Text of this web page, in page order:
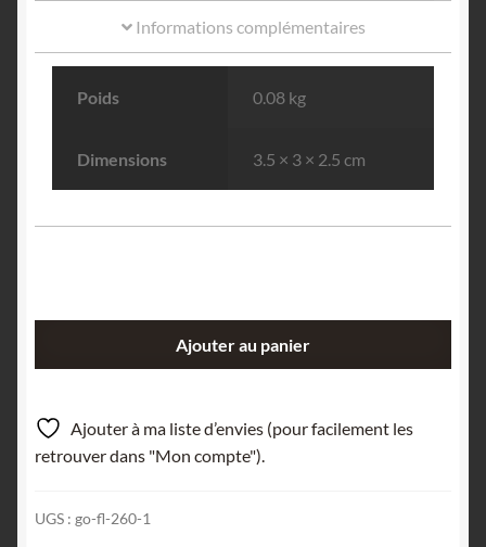
Informations complémentaires
Poids 0.08 kg
Dimensions 3.5 × 3 × 2.5 cm
Horní
Slavkov
(Schlaggenwald),
Tchèque.
Ajouter au panier
Ajouter à ma liste d’envies (pour facilement les
retrouver dans "Mon compte").
UGS : go-fl-260-1